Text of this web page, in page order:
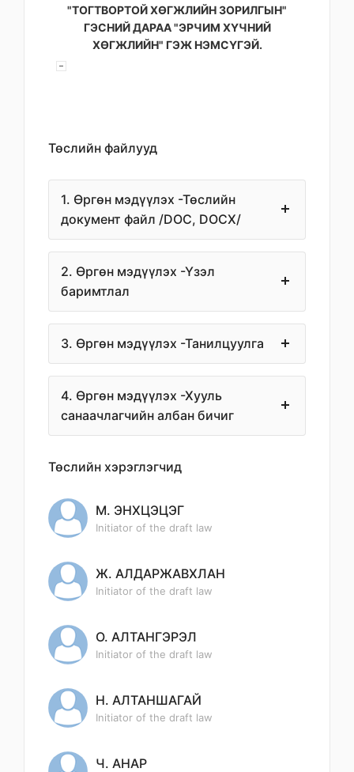
"ТОГТВОРТОЙ ХӨГЖЛИЙН ЗОРИЛГЫН"
ГЭСНИЙ ДАРАА "ЭРЧИМ ХҮЧНИЙ
ХӨГЖЛИЙН" ГЭЖ НЭМСҮГЭЙ.
Төслийн файлууд
1. Өргөн мэдүүлэх -Төслийн
документ файл /DOC, DOCX/
2. Өргөн мэдүүлэх -Үзэл
баримтлал
3. Өргөн мэдүүлэх -Танилцуулга
4. Өргөн мэдүүлэх -Хууль
санаачлагчийн албан бичиг
Төслийн хэрэглэгчид
М. ЭНХЦЭЦЭГ
Initiator of the draft law
Ж. АЛДАРЖАВХЛАН
Initiator of the draft law
О. АЛТАНГЭРЭЛ
Initiator of the draft law
Н. АЛТАНШАГАЙ
Initiator of the draft law
Ч. АНАР